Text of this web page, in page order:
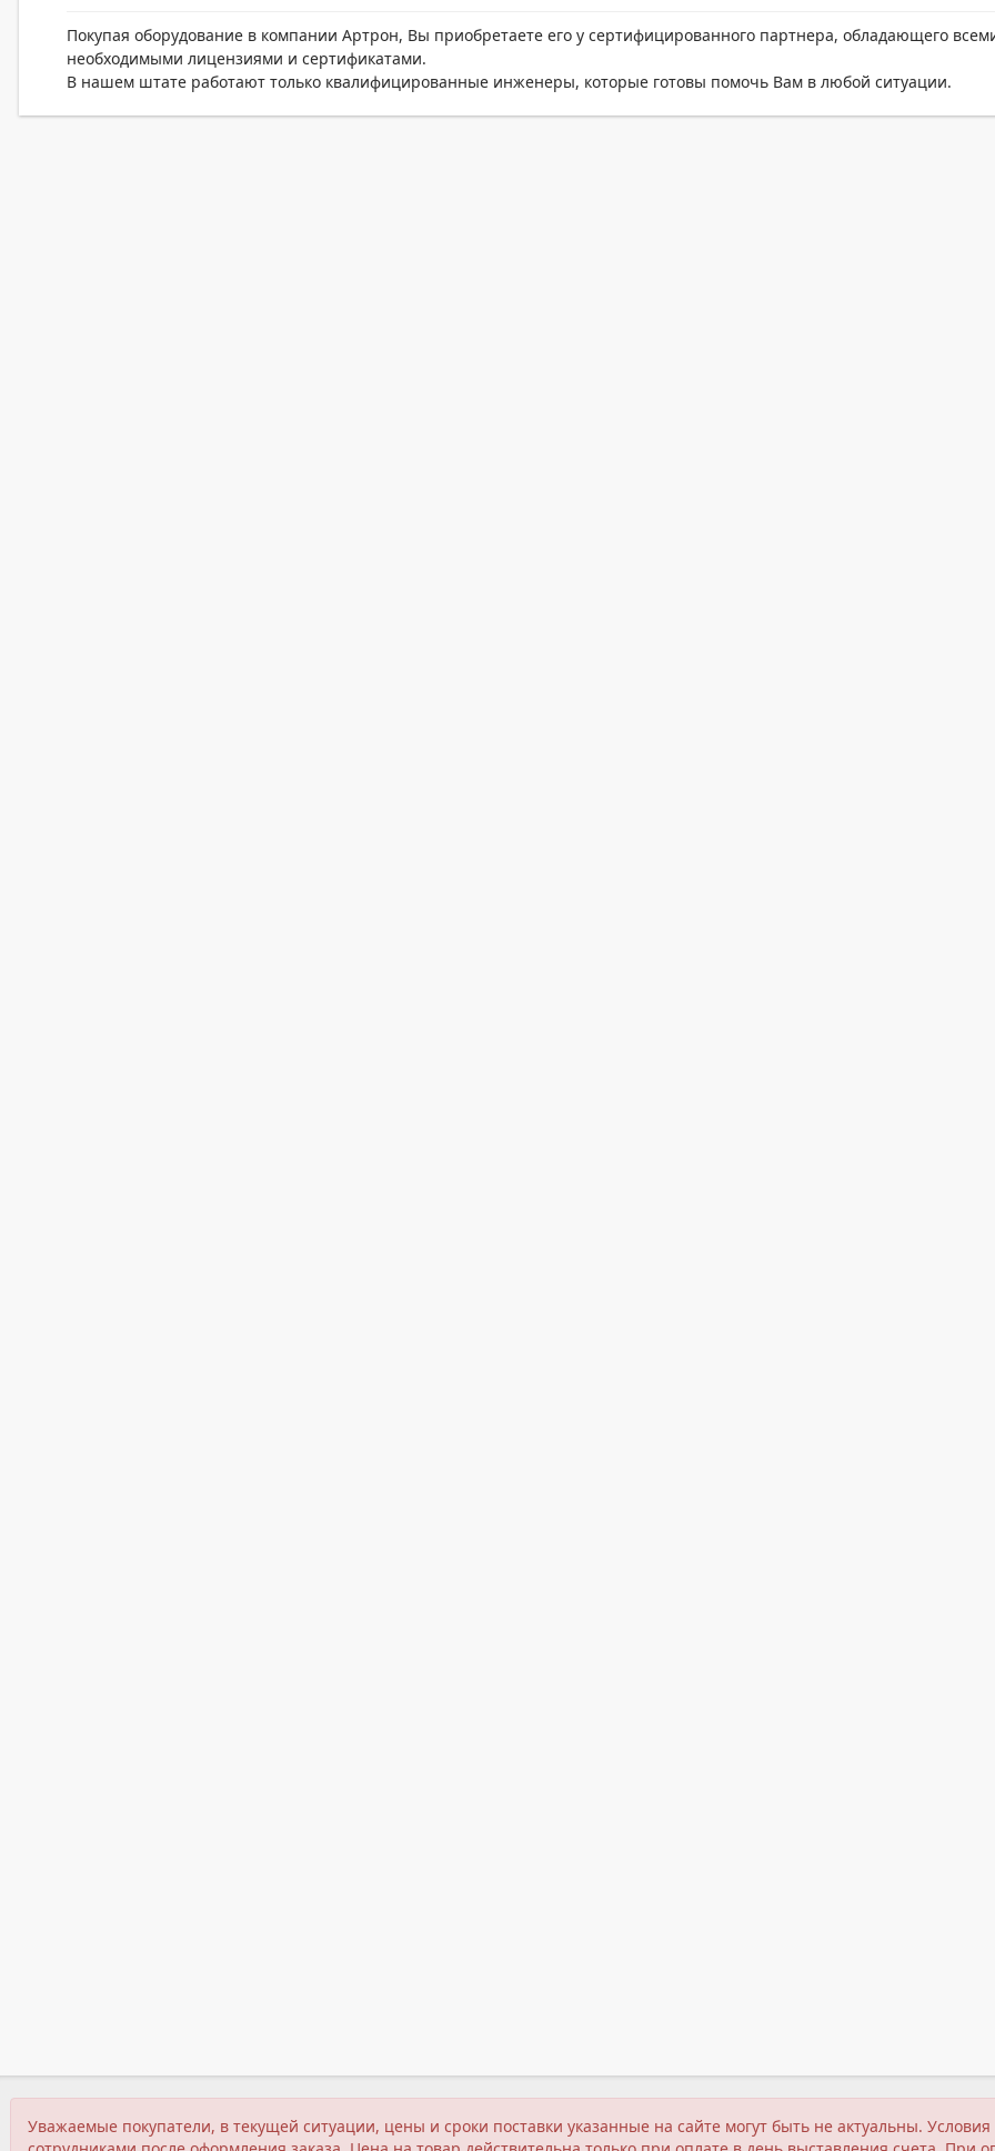
Покупая оборудование в компании Артрон, Вы приобретаете его у сертифицированного партнера, обладающего
необходимыми лицензиями и сертификатами.
В нашем штате работают только квалифицированные инженеры, которые готовы помочь Вам в любой ситуации.
Уважаемые покупатели, в текущей ситуации, цены и сроки поставки указанные на сайте могут быть не актуальны.